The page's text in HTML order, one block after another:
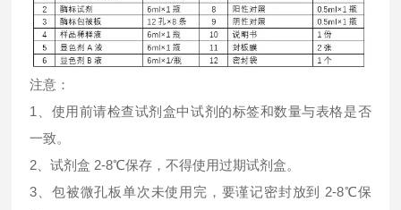
注意：
1、使用前请检查试剂盒中试剂的标签和数量与表格是否
一致。
2、试剂盒 2-8℃保存，不得使用过期试剂盒。
3、包被微孔板单次未使用完，要谨记密封放到 2-8℃保